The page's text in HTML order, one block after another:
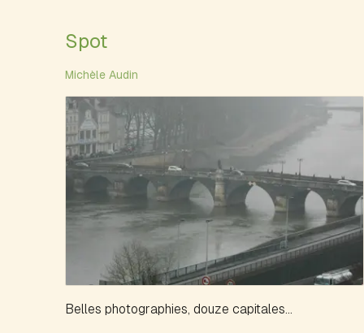
Spot
Michèle Audin
Belles photographies, douze capitales...